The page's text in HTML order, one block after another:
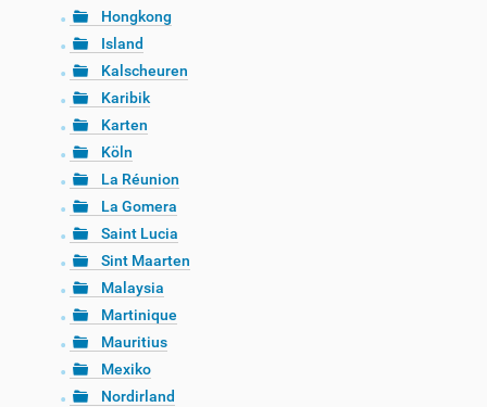
Hongkong
Island
Kalscheuren
Karibik
Karten
Köln
La Réunion
La Gomera
Saint Lucia
Sint Maarten
Malaysia
Martinique
Mauritius
Mexiko
Nordirland